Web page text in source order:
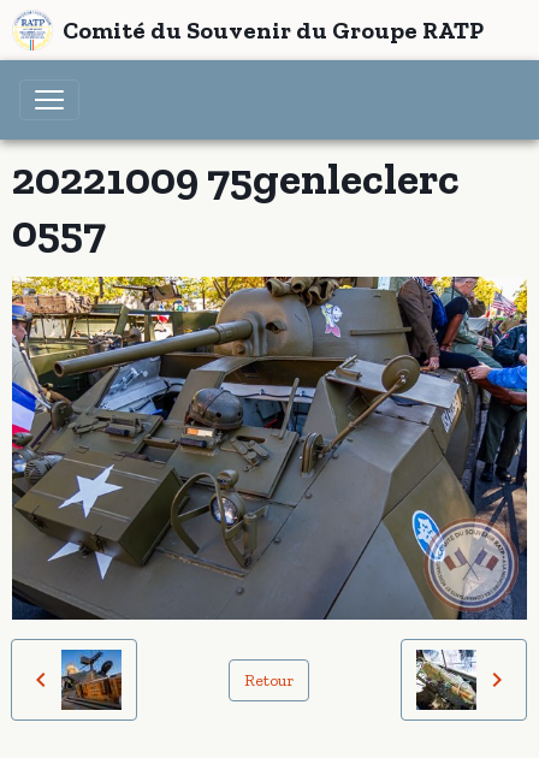
Comité du Souvenir du Groupe RATP
20221009 75genleclerc
0557
Retour